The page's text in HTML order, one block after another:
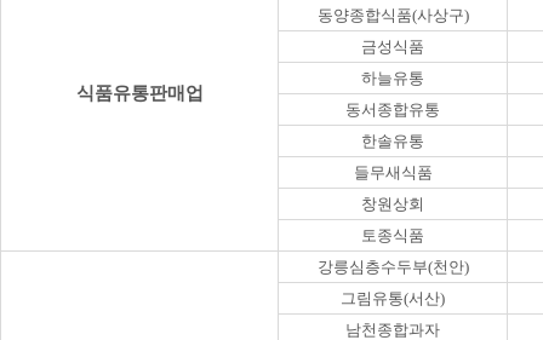
식품유통판매업
동양종합식품(사상구)
금성식품
하늘유통
동서종합유통
한솔유통
들무새식품
창원상회
토종식품
강릉심층수두부(천안)
그림유통(서산)
남천종합과자